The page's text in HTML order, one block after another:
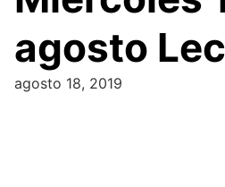
agosto
agosto 18, 2019